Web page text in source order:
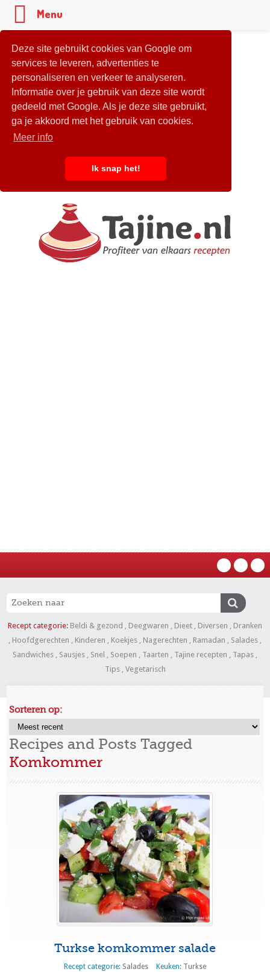
Deze site gebruikt cookies van Google om
services te leveren, advertenties te
personaliseren en verkeer te analyseren.
Informatie over je gebruik van deze site wordt
gedeeld met Google. Als je deze site gebruikt,
ga je akkoord met het gebruik van cookies.
Meer info
Ik snap het!
Recept categorie: Beldi & gezond , Deegwaren , Dieet , Diversen , Dranken
, Hoofdgerechten , Kinderen , Koekjes , Nagerechten , Ramadan , Salades ,
Sandwiches , Sausjes , Snel , Soepen , Taarten , Tajine recepten , Tapas ,
Tips, Vegetarisch
Sorteren op:
Recipes and Posts Tagged
Komkommer
Turkse komkommer salade
Recept categorie: Salades Keuken: Turkse
Menu